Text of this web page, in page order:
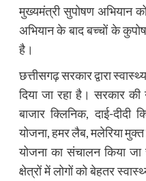
मुख्यमंत्री सुपोषण अभियान
अभियान के बाद बच्चों के
है।
छत्तीसगढ़ सरकार द्वारा
दिया जा रहा है। सरकार की
बाजार क्लिनिक, दाई-दीदी
योजना, हमर लैब, मलेरिया
योजना का संचालन किया
क्षेत्रों में लोगों को बेहतर